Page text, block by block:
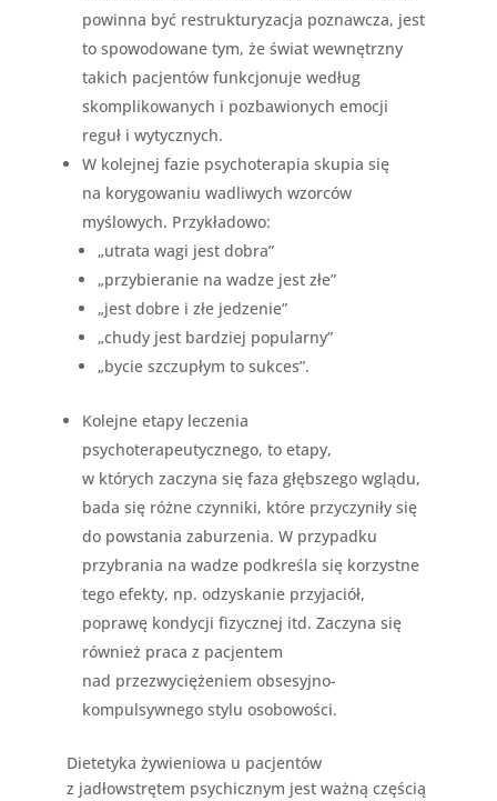
powinna być restrukturyzacja poznawcza, jest
to spowodowane tym, że świat wewnętrzny
takich pacjentów funkcjonuje według
skomplikowanych i pozbawionych emocji
reguł i wytycznych.
W kolejnej fazie psychoterapia skupia się
na korygowaniu wadliwych wzorców
myślowych. Przykładowo:
„​​utrata wagi jest dobra”
„przybieranie na wadze jest złe”
„jest dobre i złe jedzenie”
„chudy jest bardziej popularny”
„bycie szczupłym to sukces”.
Kolejne etapy leczenia
psychoterapeutycznego, to etapy,
w których zaczyna się faza głębszego wglądu,
bada się różne czynniki, które przyczyniły się
do powstania zaburzenia. W przypadku
przybrania na wadze podkreśla się korzystne
tego efekty, np. odzyskanie przyjaciół,
poprawę kondycji fizycznej itd. Zaczyna się
również praca z pacjentem
nad przezwyciężeniem obsesyjno-
kompulsywnego stylu osobowości.
Dietetyka żywieniowa u pacjentów
z jadłowstrętem psychicznym jest ważną częścią